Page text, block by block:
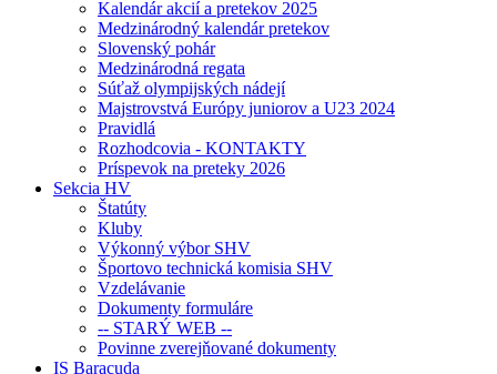
Kalendár akcií a pretekov 2025
Medzinárodný kalendár pretekov
Slovenský pohár
Medzinárodná regata
Súťaž olympijských nádejí
Majstrovstvá Európy juniorov a U23 2024
Pravidlá
Rozhodcovia - KONTAKTY
Príspevok na preteky 2026
Sekcia HV
Štatúty
Kluby
Výkonný výbor SHV
Športovo technická komisia SHV
Vzdelávanie
Dokumenty formuláre
-- STARÝ WEB --
Povinne zverejňované dokumenty
IS Baracuda